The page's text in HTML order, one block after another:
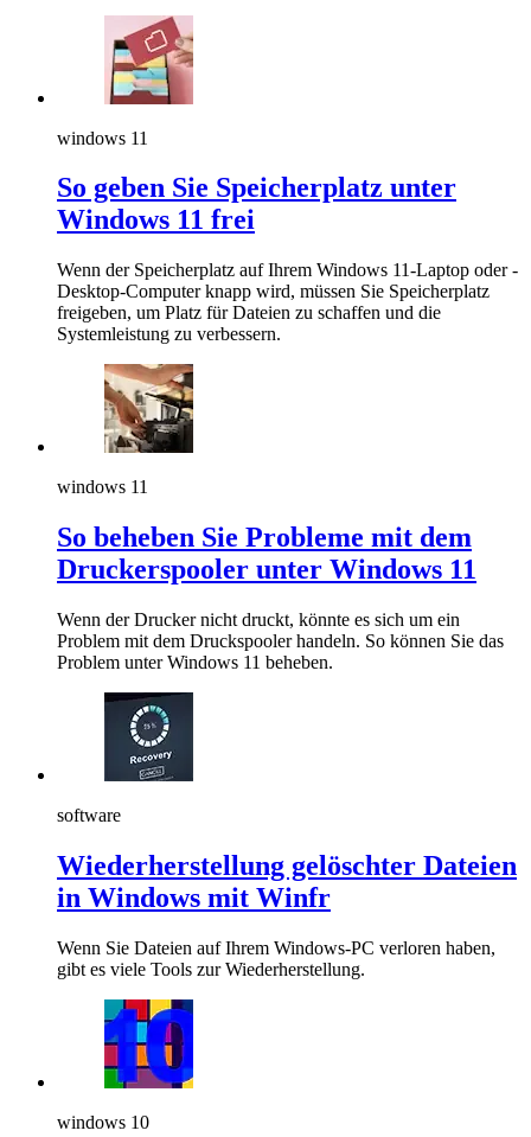
windows 11
So geben Sie Speicherplatz unter
Windows 11 frei
Wenn der Speicherplatz auf Ihrem Windows 11-Laptop oder -
Desktop-Computer knapp wird, müssen Sie Speicherplatz
freigeben, um Platz für Dateien zu schaffen und die
Systemleistung zu verbessern.
windows 11
So beheben Sie Probleme mit dem
Druckerspooler unter Windows 11
Wenn der Drucker nicht druckt, könnte es sich um ein
Problem mit dem Druckspooler handeln. So können Sie das
Problem unter Windows 11 beheben.
software
Wiederherstellung gelöschter Dateien
in Windows mit Winfr
Wenn Sie Dateien auf Ihrem Windows-PC verloren haben,
gibt es viele Tools zur Wiederherstellung.
windows 10